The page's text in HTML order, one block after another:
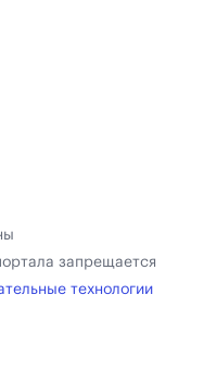
запрещается
технологии